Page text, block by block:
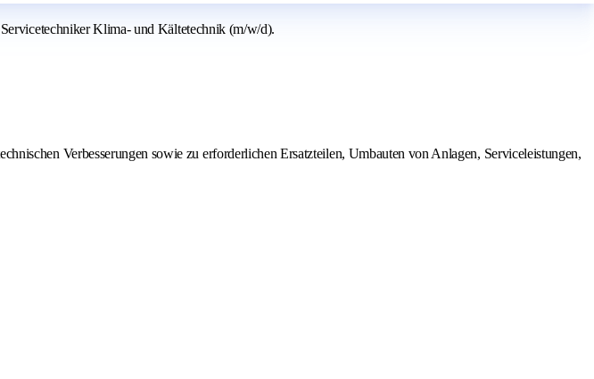
Klima- und Kältetechnik (m/w/d).
Verbesserungen sowie zu erforderlichen Ersatzteilen, Umbauten von Anlagen, Serviceleistungen,